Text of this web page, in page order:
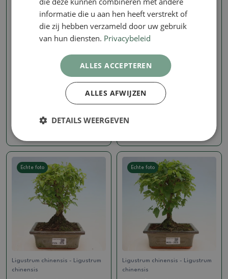
Ligustrum chinensis - Ligustrum
Kamerbonsai -Ligustrum
chinensis - Vogelsnavel
16.07 €
Ligustrum chinensis - Ligustrum
chinensis
Kamerbonsai -Ligustrum
chinensis - Vogelsnavel
Echte foto
Ligustrum chinensis - Ligustrum
chinensis
Echte foto
Ligustrum chinensis - Ligustrum
chinensis
informatie die u aan hen heeft verstrekt of
die zij hebben verzameld door uw gebruik
van hun diensten. Privacybeleid
ALLES ACCEPTEREN
ALLES AFWIJZEN
DETAILS WEERGEVEN